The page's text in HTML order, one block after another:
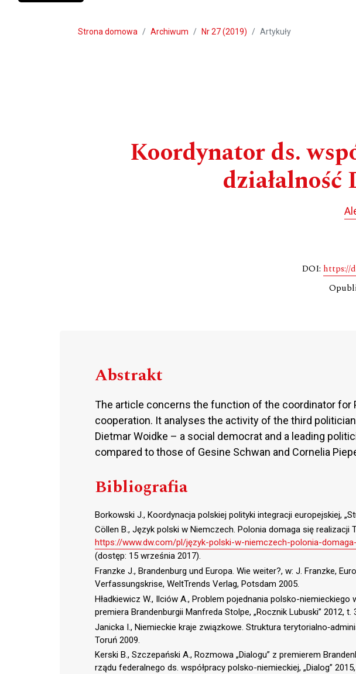
Strona domowa Archiwum Nr 27 (2019) Artykuły
Koordynator ds.
DOI: https://
Abstrakt
The article concerns the function of the coordinator for
cooperation. It analyses the activity of the third
Dietmar Woidke – a social democrat and a leading
compared to those of Gesine Schwan and Cornelia
Bibliografia
Borkowski J., Koordynacja polskiej polityki integracji europejskiej,
Cöllen B., Język polski w Niemczech. Polonia domaga się realizacji
https://www.dw.com/pl/język-polski-w-niemczech-polonia-
(dostęp: 15 września 2017).
Franzke J., Brandenburg und Europa. Wie weiter?, w: J. Franzke,
Verfassungskrise, WeltTrends Verlag, Potsdam 2005.
Hładkiewicz W., Ilciów A., Problem pojednania polsko-niemieckiego
premiera Brandenburgii Manfreda Stolpe, „Rocznik Lubuski” 2012, t.
Janicka I., Niemieckie kraje związkowe. Struktura
Toruń 2009.
Kerski B., Szczepański A., Rozmowa „Dialogu” z premierem
rządu federalnego ds. współpracy polsko-niemieckiej, „Dialog”